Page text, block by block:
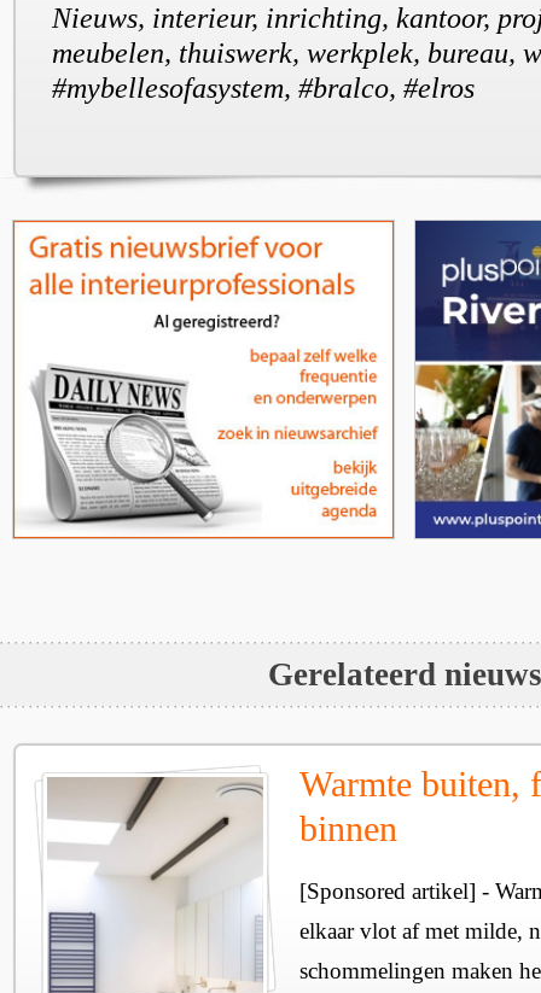
Nieuws, interieur, inrichting, kantoor,
meubelen, thuiswerk, werkplek, bureau,
#mybellesofasystem, #bralco, #elros
Gerelateerd nieuws
Warmte buiten,
binnen
[Sponsored artikel] -
elkaar vlot af met milde,
schommelingen maken